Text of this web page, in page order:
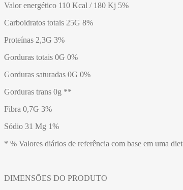
Valor energético 110 Kcal / 180 Kj 5%
Carboidratos totais 25G 8%
Proteínas 2,3G 3%
Gorduras totais 0G 0%
Gorduras saturadas 0G 0%
Gorduras trans 0g **
Fibra 0,7G 3%
Sódio 31 Mg 1%
* % Valores diários de referência com base em uma
DIMENSÕES DO PRODUTO